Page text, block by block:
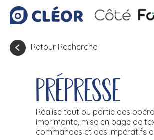
Retour Recherche
Prépresse
Réalise tout ou partie des
imprimante, mise en page de
commandes et des impératifs